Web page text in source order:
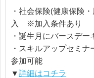
・社会保険(健康保険
入 ※加入条件あり
・誕生月にバースデ
・スキルアップセミ
参加可能
▼詳細はコチラ